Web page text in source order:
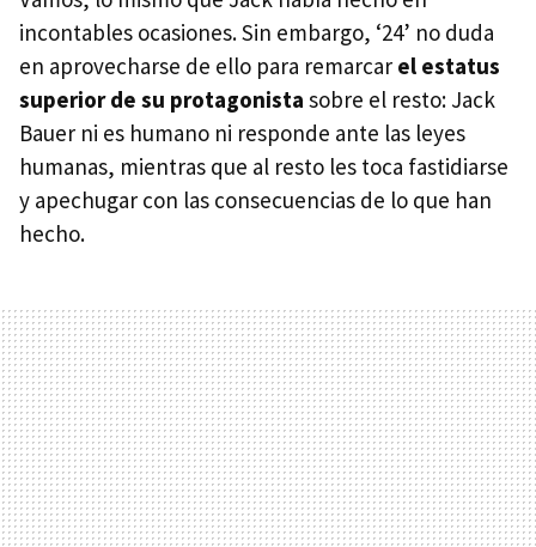
incontables ocasiones. Sin embargo, ‘24’ no duda
en aprovecharse de ello para remarcar el estatus
superior de su protagonista sobre el resto: Jack
Bauer ni es humano ni responde ante las leyes
humanas, mientras que al resto les toca fastidiarse
y apechugar con las consecuencias de lo que han
hecho.